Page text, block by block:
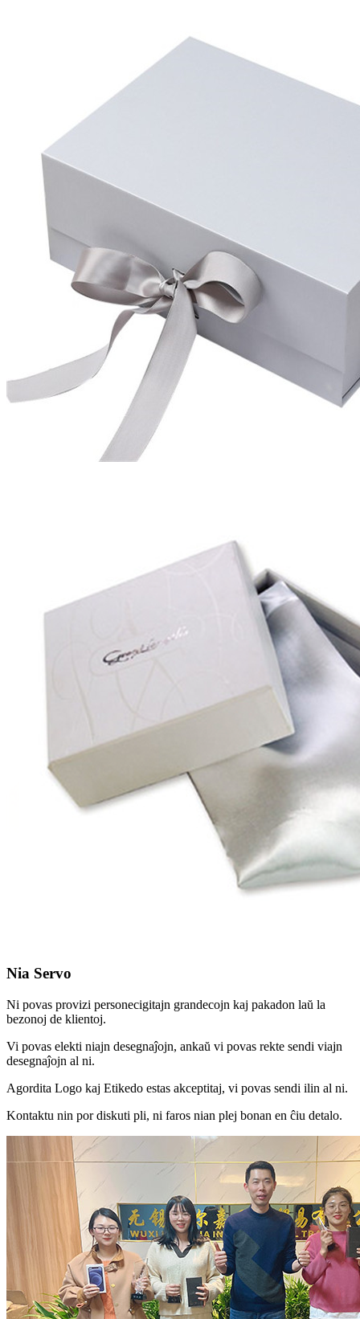
Nia Servo
Ni povas provizi personecigitajn grandecojn kaj pakadon laŭ la
bezonoj de klientoj.
Vi povas elekti niajn desegnaĵojn, ankaŭ vi povas rekte sendi viajn
desegnaĵojn al ni.
Agordita Logo kaj Etikedo estas akceptitaj, vi povas sendi ilin al ni.
Kontaktu nin por diskuti pli, ni faros nian plej bonan en ĉiu detalo.